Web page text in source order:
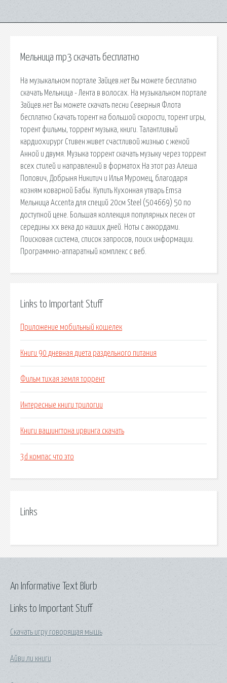
Мельница mp3 скачать бесплатно
На музыкальном портале Зайцев.нет Вы можете бесплатно
скачать Мельница - Лента в волосах. На музыкальном портале
Зайцев.нет Вы можете скачать песни Северныя Флота
бесплатно Скачать торент на большой скорости, торент игры,
торент фильмы, торрент музыка, книги. Талантливый
кардиохирург Стивен живет счастливой жизнью с женой
Анной и двумя. Музыка торрент скачать музыку через торрент
всех стилей и направлений в форматох На этот раз Алеша
Попович, Добрыня Никитич и Илья Муромец, благодаря
козням коварной Бабы. Купить Кухонная утварь Emsa
Мельница Accenta для специй 20см Steel (504669) 50 по
доступной цене. Большая коллекция популярных песен от
середины xx века до наших дней. Ноты с аккордами.
Поисковая сиcтема, список запросов, поиск информации.
Программно-аппаратный комплекс с веб.
Links to Important Stuff
Приложение мобильный кошелек
Книги 90 дневная диета раздельного питания
Фильм тихая земля торрент
Интересные книги трилогии
Книги вашингтона ирвинга скачать
3d компас что это
Links
Links to Important Stuff
Скачать игру говорящая мышь
Айви ли книги
An Informative Text Blurb